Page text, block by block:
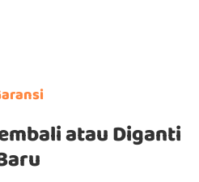
atau Diganti